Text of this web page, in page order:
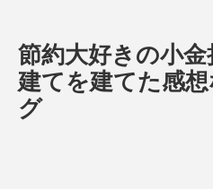
節約大好きの小
建てを建てた感
グ